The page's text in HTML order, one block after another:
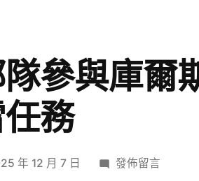
參與庫爾
務
年 12 月 7 日
在
發佈留言